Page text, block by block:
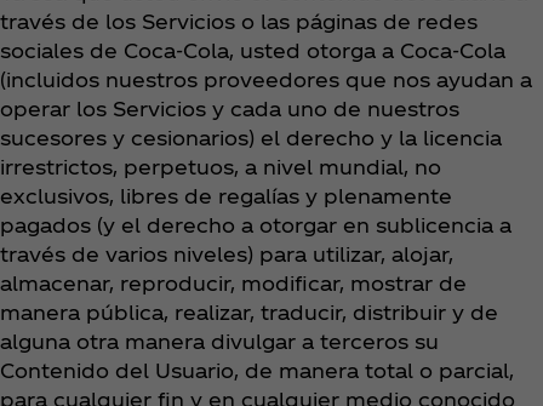
través de los Servicios o las páginas de redes
sociales de Coca‑Cola, usted otorga a Coca‑Cola
(incluidos nuestros proveedores que nos ayudan a
operar los Servicios y cada uno de nuestros
sucesores y cesionarios) el derecho y la licencia
irrestrictos, perpetuos, a nivel mundial, no
exclusivos, libres de regalías y plenamente
pagados (y el derecho a otorgar en sublicencia a
través de varios niveles) para utilizar, alojar,
almacenar, reproducir, modificar, mostrar de
manera pública, realizar, traducir, distribuir y de
alguna otra manera divulgar a terceros su
Contenido del Usuario, de manera total o parcial,
para cualquier fin y en cualquier medio conocido